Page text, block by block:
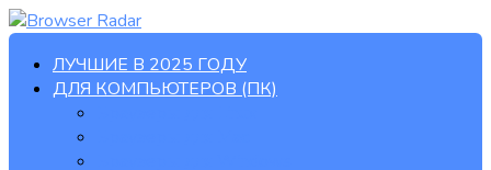
ЛУЧШИЕ В 2025 ГОДУ
ДЛЯ КОМПЬЮТЕРОВ (ПК)